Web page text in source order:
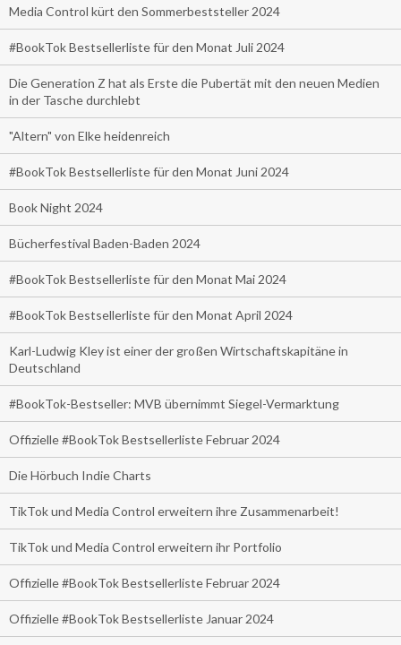
Media Control kürt den Sommerbeststeller 2024
#BookTok Bestsellerliste für den Monat Juli 2024
Die Generation Z hat als Erste die Pubertät mit den neuen Medien
in der Tasche durchlebt
"Altern" von Elke heidenreich
#BookTok Bestsellerliste für den Monat Juni 2024
Book Night 2024
Bücherfestival Baden-Baden 2024
#BookTok Bestsellerliste für den Monat Mai 2024
#BookTok Bestsellerliste für den Monat April 2024
Karl-Ludwig Kley ist einer der großen Wirtschaftskapitäne in
Deutschland
#BookTok-Bestseller: MVB übernimmt Siegel-Vermarktung
Offizielle #BookTok Bestsellerliste Februar 2024
Die Hörbuch Indie Charts
TikTok und Media Control erweitern ihre Zusammenarbeit!
TikTok und Media Control erweitern ihr Portfolio
Offizielle #BookTok Bestsellerliste Februar 2024
Offizielle #BookTok Bestsellerliste Januar 2024